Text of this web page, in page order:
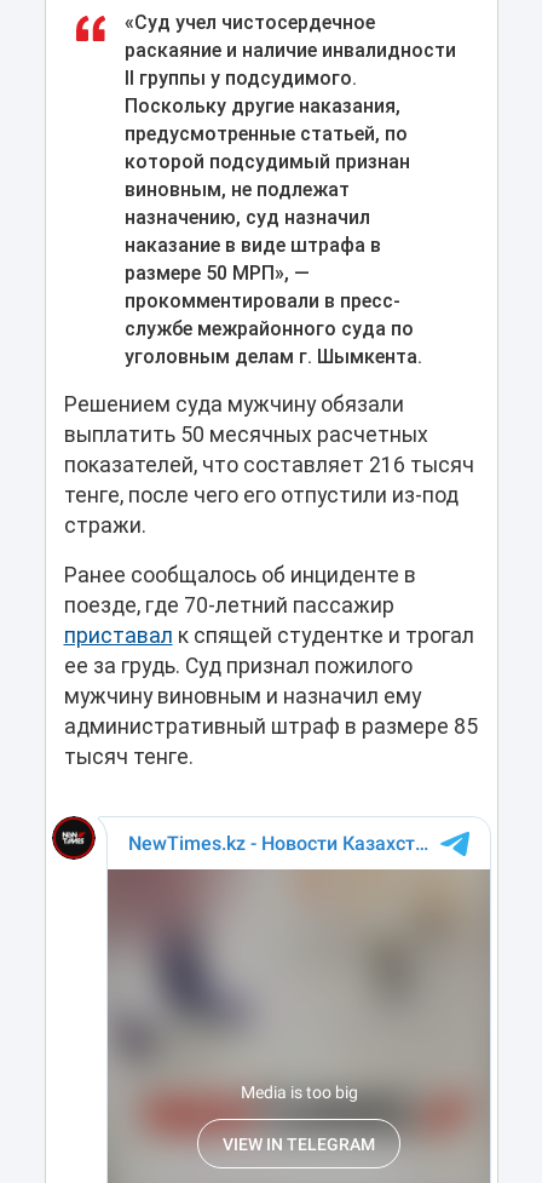
«Суд учел чистосердечное
раскаяние и наличие инвалидности
II группы у подсудимого.
Поскольку другие наказания,
предусмотренные статьей, по
которой подсудимый признан
виновным, не подлежат
назначению, суд назначил
наказание в виде штрафа в
размере 50 МРП», —
прокомментировали в пресс-
службе межрайонного суда по
уголовным делам г. Шымкента.
Решением суда мужчину обязали
выплатить 50 месячных расчетных
показателей, что составляет 216 тысяч
тенге, после чего его отпустили из-под
стражи.
Ранее сообщалось об инциденте в
поезде, где 70-летний пассажир
приставал к спящей студентке и трогал
ее за грудь. Суд признал пожилого
мужчину виновным и назначил ему
административный штраф в размере 85
тысяч тенге.